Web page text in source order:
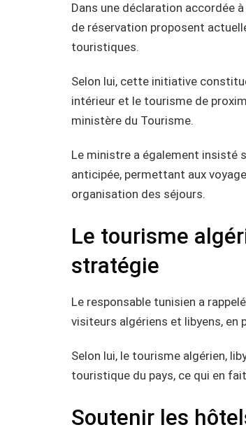
Dans une déclaration accordée
de réservation proposent
touristiques.
Selon lui, cette initiative
intérieur et le tourisme de
ministère du Tourisme.
Le ministre a également insisté
anticipée, permettant aux
organisation des séjours.
Le tourisme
stratégie
Le responsable tunisien a
visiteurs algériens et libyens, en
Selon lui, le tourisme algérien,
touristique du pays, ce qui en
Soutenir les